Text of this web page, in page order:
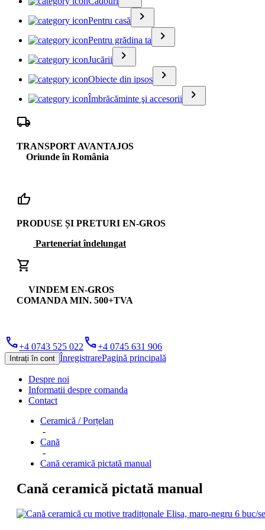
Pentru casă keyboard_arrow_right
Pentru grădina ta keyboard_arrow_right
Jucării keyboard_arrow_right
Obiecte din ipsos keyboard_arrow_right
Îmbrăcăminte şi accesorii
keyboard_arrow_right
local_shipping
TRANSPORT AVANTAJOS
Oriunde în România
thumb_up
PRODUSE ȘI PRETURI EN-GROS
Parteneriat îndelungat
shopping_cart
VINDEM EN-GROS
COMANDA MIN. 500+TVA
phone+4 0743 525 022 phone+4 0745 631 906
Intrați în cont ÎnregistrarePagină principală
Despre noi
Informatii despre comanda
Contact
Ceramică / Porțelan
-
Cană
-
Cană ceramică pictată manual
Cană ceramică pictată manual